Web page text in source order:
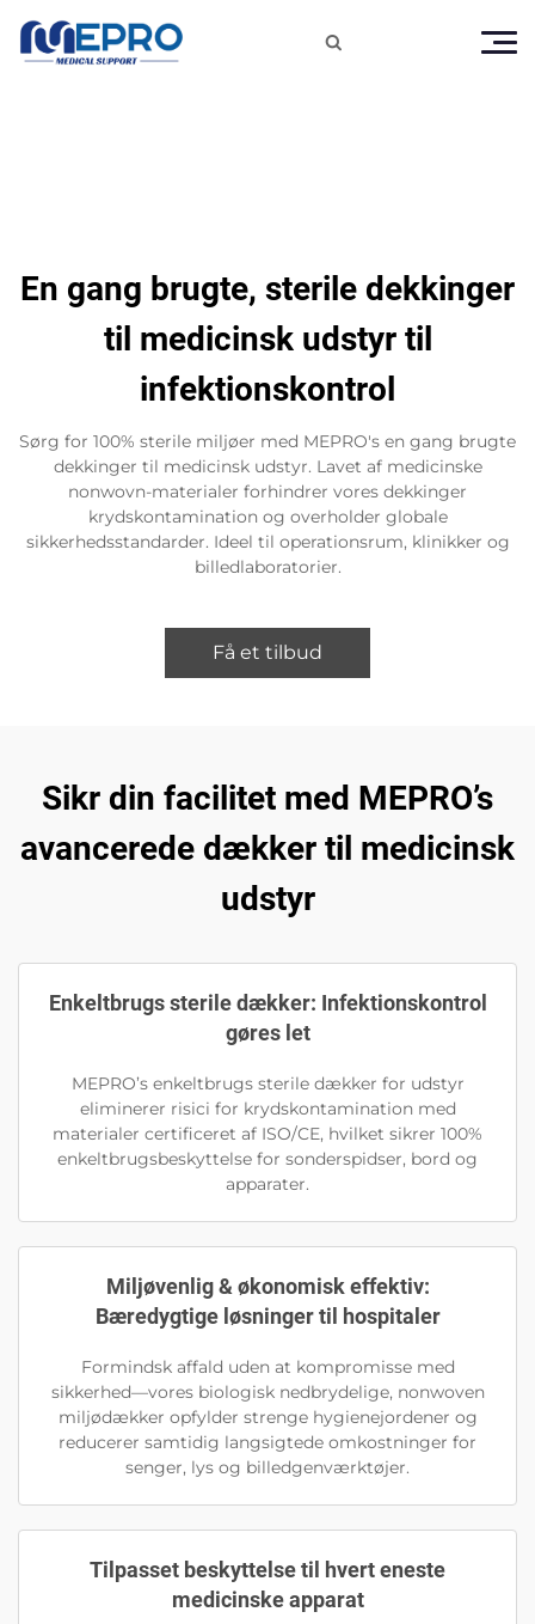

En gang brugte, sterile dekkinger
til medicinsk udstyr til
infektionskontrol
Sørg for 100% sterile miljøer med MEPRO's en gang brugte
dekkinger til medicinsk udstyr. Lavet af medicinske
nonwovn-materialer forhindrer vores dekkinger
krydskontamination og overholder globale
sikkerhedsstandarder. Ideel til operationsrum, klinikker og
billedlaboratorier.
Få et tilbud
Sikr din facilitet med MEPRO’s
avancerede dækker til medicinsk
udstyr
Enkeltbrugs sterile dækker: Infektionskontrol
gøres let
MEPRO’s enkeltbrugs sterile dækker for udstyr
eliminerer risici for krydskontamination med
materialer certificeret af ISO/CE, hvilket sikrer 100%
enkeltbrugsbeskyttelse for sonderspidser, bord og
apparater.
Miljøvenlig & økonomisk effektiv:
Bæredygtige løsninger til hospitaler
Formindsk affald uden at kompromisse med
sikkerhed—vores biologisk nedbrydelige, nonwoven
miljødækker opfylder strenge hygienejordener og
reducerer samtidig langsigtede omkostninger for
senger, lys og billedgenværktøjer.
Tilpasset beskyttelse til hvert eneste
medicinske apparat